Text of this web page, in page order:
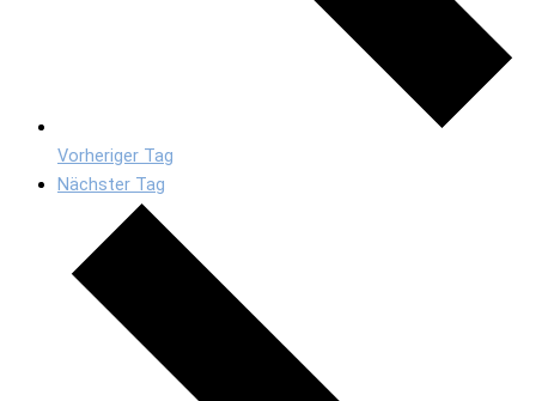
Vorheriger Tag
Nächster Tag